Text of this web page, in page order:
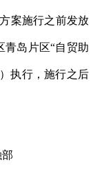
案施行之前发放
青岛片区“自贸助
执行，施行之后